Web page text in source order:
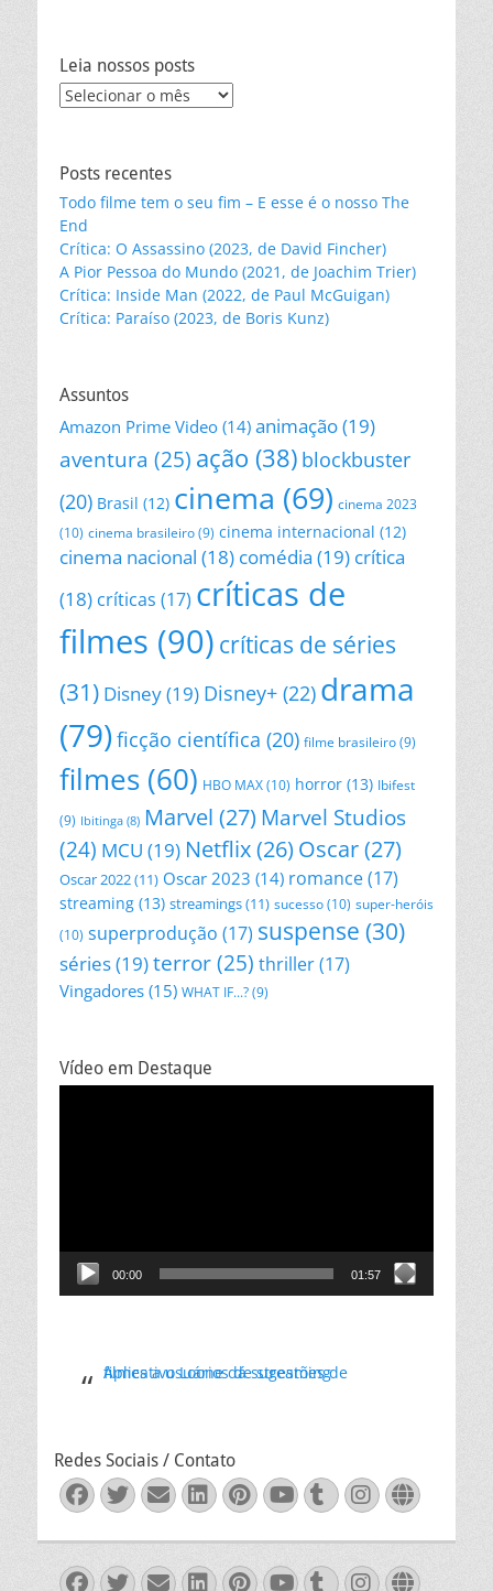
Leia nossos posts
Leia
Posts recentes
Todo filme tem o seu fim – E esse é o nosso The
End
Crítica: O Assassino (2023, de David Fincher)
A Pior Pessoa do Mundo (2021, de Joachim Trier)
Crítica: Inside Man (2022, de Paul McGuigan)
Crítica: Paraíso (2023, de Boris Kunz)
Assuntos
Amazon Prime Video (14) animação(19)
aventura (25) ação (38) blockbuster
(20) Brasil (12) cinema (69) cinema 2023
(10) cinema brasileiro (9) cinema internacional (12)
cinema nacional (18) comédia (19) crítica
(18) críticas (17) críticas de
filmes (90) críticas de séries
(31) Disney(19) Disney+ (22) drama
(79)ficção científica (20) filme brasileiro (9)
filmes (60) HBO MAX(10) horror (13) Ibifest
(9) Ibitinga (8) Marvel (27) Marvel Studios
(24) MCU (19) Netflix(26) Oscar(27)
Oscar 2022(11) Oscar 2023 (14) romance(17)
streaming (13) streamings(11) sucesso(10) super-heróis
(10) superprodução (17) suspense (30)
séries(19)terror(25) thriller(17)
Vingadores (15) WHAT IF...? (9)
Vídeo em Destaque
00:00 01:57
Aplicativo Loone dá sugestões de filmes a usuários de streaming
Redes Sociais / Contato
Facebook
Twitter
EmailLinkedIn
Pinterest
YouTube
Tumblr
Facebook
Twitter
EmailLinkedIn
Pinterest
YouTube
Tumblr